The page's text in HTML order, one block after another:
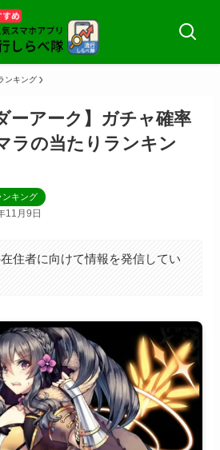
ンキング
ーアーク】ガチャ確率
ラの当たりランキン
ンキング
11月9日
住者に向けて情報を発信してい